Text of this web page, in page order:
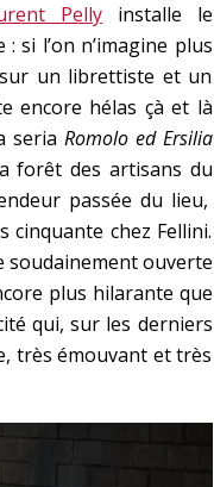
Pelly installe le
si l’on n’imagine plus
un librettiste et un
encore hélas çà et là
seria Romolo ed Ersilia
forêt des artisans du
passée du lieu,
cinquante chez Fellini.
soudainement ouverte
plus hilarante que
qui, sur les derniers
très émouvant et très